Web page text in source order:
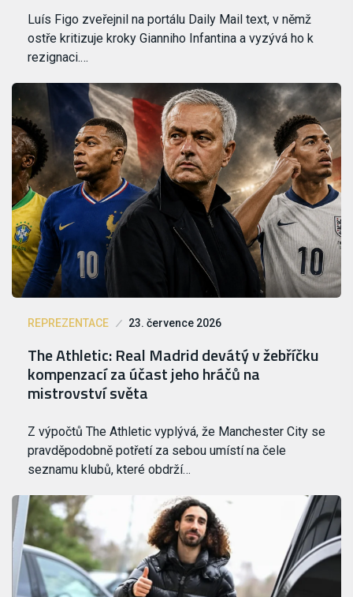
Luís Figo zveřejnil na portálu Daily Mail text, v němž
ostře kritizuje kroky Gianniho Infantina a vyzývá ho k
rezignaci.…
REPREZENTACE 23. července 2026
The Athletic: Real Madrid devátý v žebříčku
kompenzací za účast jeho hráčů na
mistrovství světa
Z výpočtů The Athletic vyplývá, že Manchester City se
pravděpodobně potřetí za sebou umístí na čele
seznamu klubů, které obdrží…